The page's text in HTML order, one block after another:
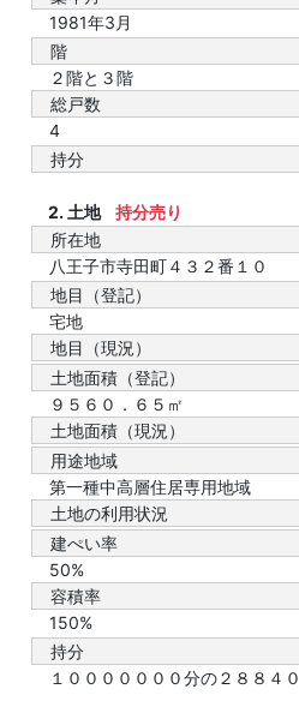
1981年3月
階
２階と３階
総戸数
4
持分
2. 土地
持分売り
所在地
八王子市寺田町４３２番１０
地目（登記）
宅地
地目（現況）
土地面積（登記）
９５６０．６５㎡
土地面積（現況）
用途地域
第一種中高層住居専用地域
土地の利用状況
建ぺい率
50%
容積率
150%
持分
１０００００００分の２８８４０